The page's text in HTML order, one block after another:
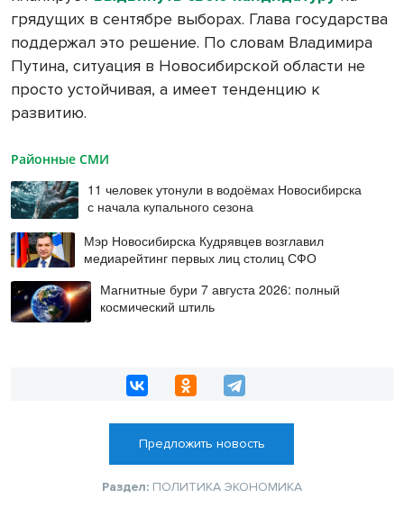
грядущих в сентябре выборах. Глава государства
поддержал это решение. По словам Владимира
Путина, ситуация в Новосибирской области не
просто устойчивая, а имеет тенденцию к
развитию.
Районные СМИ
11 человек утонули в водоёмах Новосибирска
с начала купального сезона
Мэр Новосибирска Кудрявцев возглавил
медиарейтинг первых лиц столиц СФО
Магнитные бури 7 августа 2026: полный
космический штиль
Предложить новость
Раздел: ПОЛИТИКА ЭКОНОМИКА